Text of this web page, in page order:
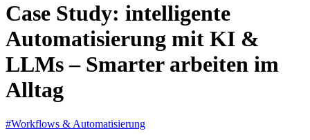
Case Study: intelligente
Automatisierung mit KI &
LLMs – Smarter arbeiten im
Alltag
#Workflows & Automatisierung